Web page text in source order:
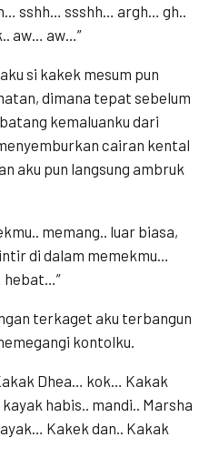
sshh… ssshh… argh… gh..
aw… aw…”
si kakek mesum pun
dimana tepat sebelum
kemaluanku dari
cairan kental
aku pun langsung ambruk
memang.. luar biasa,
di dalam memekmu…
hebat…”
terkaget aku terbangun
kontolku.
Dhea… kok… Kakak
habis.. mandi.. Marsha
Kakek dan.. Kakak